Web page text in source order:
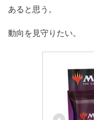
あると思う。
動向を見守りたい。